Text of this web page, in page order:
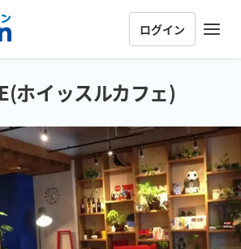
ログイン
ホイッスルカフェ)